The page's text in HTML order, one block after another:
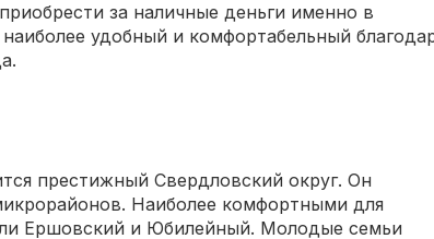
за наличные деньги именно в
удобный и комфортабельный
престижный Свердловский округ. Он
Наиболее комфортными для
Ершовский и Юбилейный. Молодые семьи